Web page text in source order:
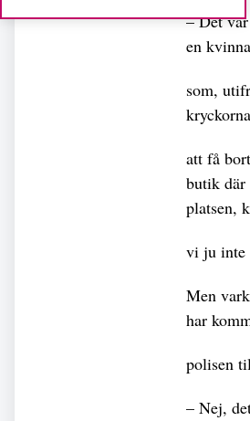
– Det
en
som,
att få
butik där
platsen,
vi ju inte
Men
har
polisen
– Nej,